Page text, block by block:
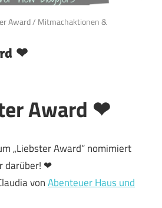
Award/ Mitmachaktionen &
❤
Award ❤
„Liebster Award“ nomimiert
darüber! ❤
vonAbenteuer Haus und